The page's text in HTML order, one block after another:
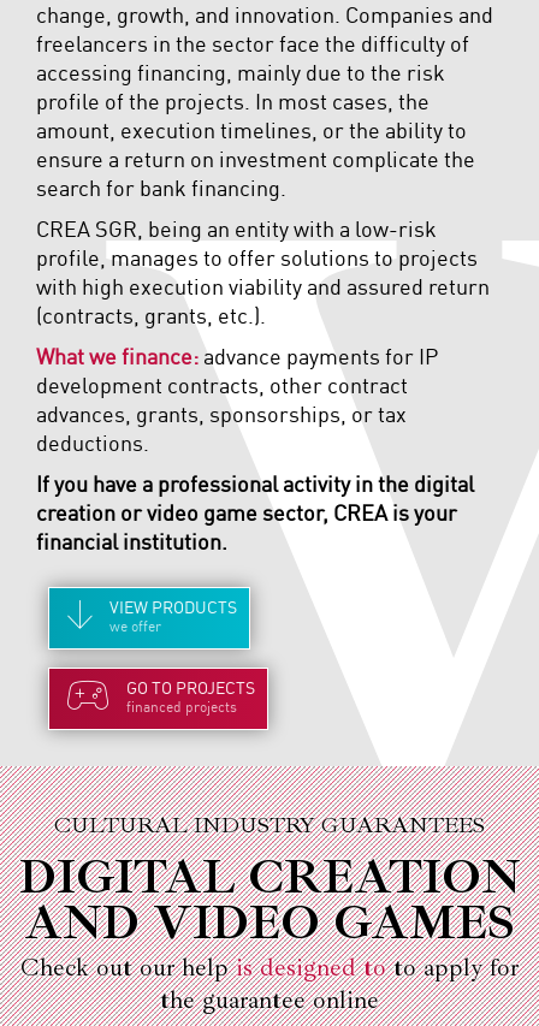
change, growth, and innovation. Companies and
freelancers in the sector face the difficulty of
accessing financing, mainly due to the risk
profile of the projects. In most cases, the
amount, execution timelines, or the ability to
ensure a return on investment complicate the
search for bank financing.
CREA SGR, being an entity with a low-risk
profile, manages to offer solutions to projects
with high execution viability and assured return
(contracts, grants, etc.).
What we finance: advance payments for IP
development contracts, other contract
advances, grants, sponsorships, or tax
deductions.
If you have a professional activity in the digital
creation or video game sector, CREA is your
financial institution.
VIEW PRODUCTS
we offer
GO TO PROJECTS
financed projects
CULTURAL INDUSTRY GUARANTEES
DIGITAL CREATION
AND VIDEO GAMES
Check out our helpis designed toto apply for
the guarantee online